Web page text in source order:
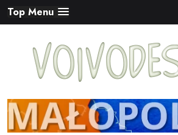
Skip
to
Top Menu